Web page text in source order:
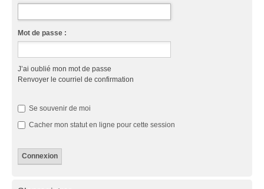
Mot de passe :
J’ai oublié mon mot de passe
Renvoyer le courriel de confirmation
Se souvenir de moi
Cacher mon statut en ligne pour cette session